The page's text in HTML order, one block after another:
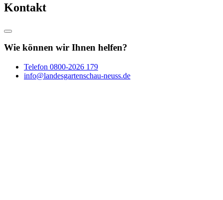
Kontakt
Wie können wir Ihnen helfen?
Telefon 0800-2026 179
info@landesgartenschau-neuss.de